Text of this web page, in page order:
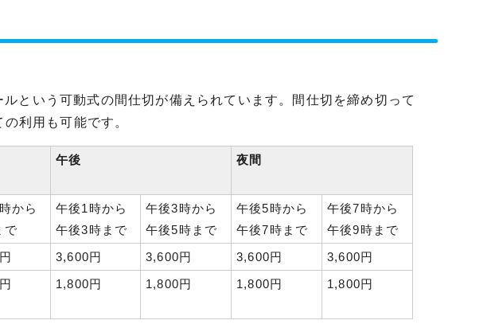
という可動式の間仕切が備えられています。間仕切を締め切って
利用も可能です。
午後 夜間
から
で
午後1時から
午後3時まで
午後3時から
午後5時まで
午後5時から
午後7時まで
午後7時から
午後9時まで
3,600円 3,600円 3,600円
3,600円
1,800円 1,800円 1,800円 1,800円